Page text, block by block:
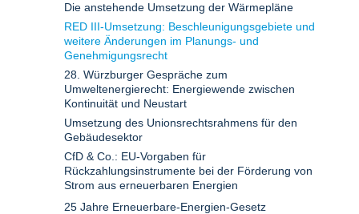
Die anstehende Umsetzung der Wärmepläne
RED III-Umsetzung: Beschleunigungsgebiete und
weitere Änderungen im Planungs- und
Genehmigungsrecht
28. Würzburger Gespräche zum
Umweltenergierecht: Energiewende zwischen
Kontinuität und Neustart
Umsetzung des Unionsrechtsrahmens für den
Gebäudesektor
CfD & Co.: EU-Vorgaben für
Rückzahlungsinstrumente bei der Förderung von
Strom aus erneuerbaren Energien
25 Jahre Erneuerbare-Energien-Gesetz